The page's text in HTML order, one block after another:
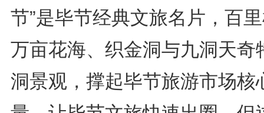
节”是毕节经典文旅名片，百
万亩花海、织金洞与九洞天奇
洞景观，撑起毕节旅游市场核